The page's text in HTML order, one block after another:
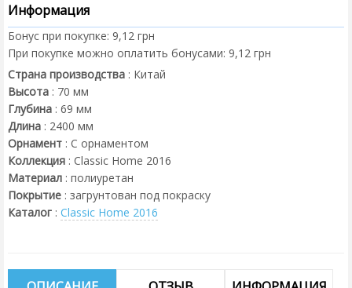
Информация
Бонус при покупке: 9,12 грн
При покупке можно оплатить бонусами: 9,12 грн
Страна производства : Китай
Высота : 70 мм
Глубина : 69 мм
Длина : 2400 мм
Орнамент : С орнаментом
Коллекция : Classic Home 2016
Материал : полиуретан
Покрытие : загрунтован под покраску
Каталог : Classic Home 2016